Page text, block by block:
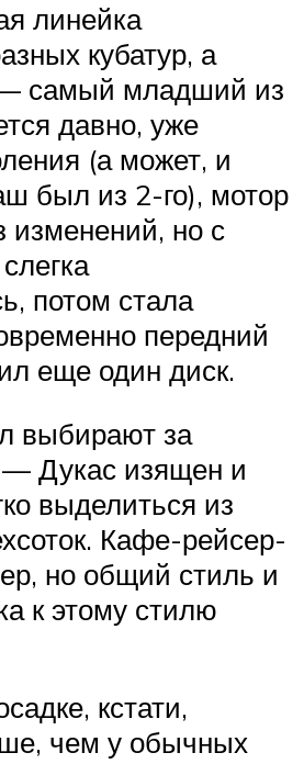
линейка
кубатур, а
самый младший из
давно, уже
(а может, и
был из 2-го), мотор
изменений, но с
потом стала
передний
еще один диск.
выбирают за
Дукас изящен и
выделиться из
Кафе-рейсер-
но общий стиль и
к этому стилю
кстати,
чем у обычных